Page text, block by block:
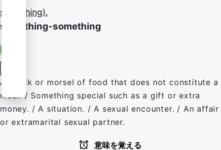
something).
something-something
A snack or morsel of food that does not constitute a
meal. / Something special such as a gift or extra
money. / A situation. / A sexual encounter. / An affair
or extramarital sexual partner.
意味を覚える